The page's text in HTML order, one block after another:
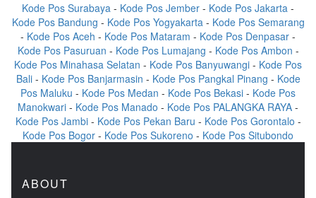
Kode Pos Surabaya - Kode Pos Jember - Kode Pos Jakarta -
Kode Pos Bandung - Kode Pos Yogyakarta- Kode Pos Semarang
- Kode Pos Aceh - Kode Pos Mataram - Kode Pos Denpasar -
Kode Pos Pasuruan - Kode Pos Lumajang - Kode Pos Ambon -
Kode Pos Minahasa Selatan - Kode Pos Banyuwangi - Kode Pos
Bali- Kode Pos Banjarmasin - Kode Pos Pangkal Pinang - Kode
Pos Maluku - Kode Pos Medan - Kode Pos Bekasi - Kode Pos
Manokwari - Kode Pos Manado - Kode Pos PALANGKA RAYA -
Kode Pos Jambi- Kode Pos Pekan Baru - Kode Pos Gorontalo -
Kode Pos Bogor - Kode Pos Sukoreno - Kode Pos Situbondo
ABOUT